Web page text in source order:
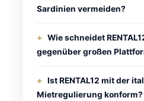
Sardinien vermeiden?
Wie schneidet
gegenüber großen
Ist RENTAL12 mit der
Mietregulierung konform?